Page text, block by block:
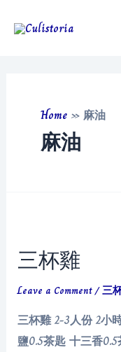
Home »麻油
麻油
三杯雞
Leave a Comment/三
三杯雞 2-3人份 2小
鹽0.5茶匙 十三香